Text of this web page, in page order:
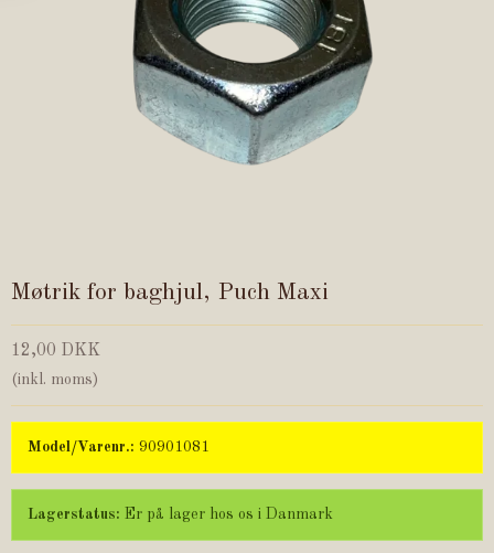
Møtrik for baghjul, Puch Maxi
12,00 DKK
(inkl. moms)
Model/Varenr.: 90901081
Lagerstatus: Er på lager hos os i Danmark